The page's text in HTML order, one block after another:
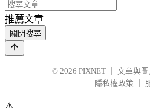
推薦文章
關閉搜尋
© 2026 PIXNET
文章與
隱私權政策
⚠️